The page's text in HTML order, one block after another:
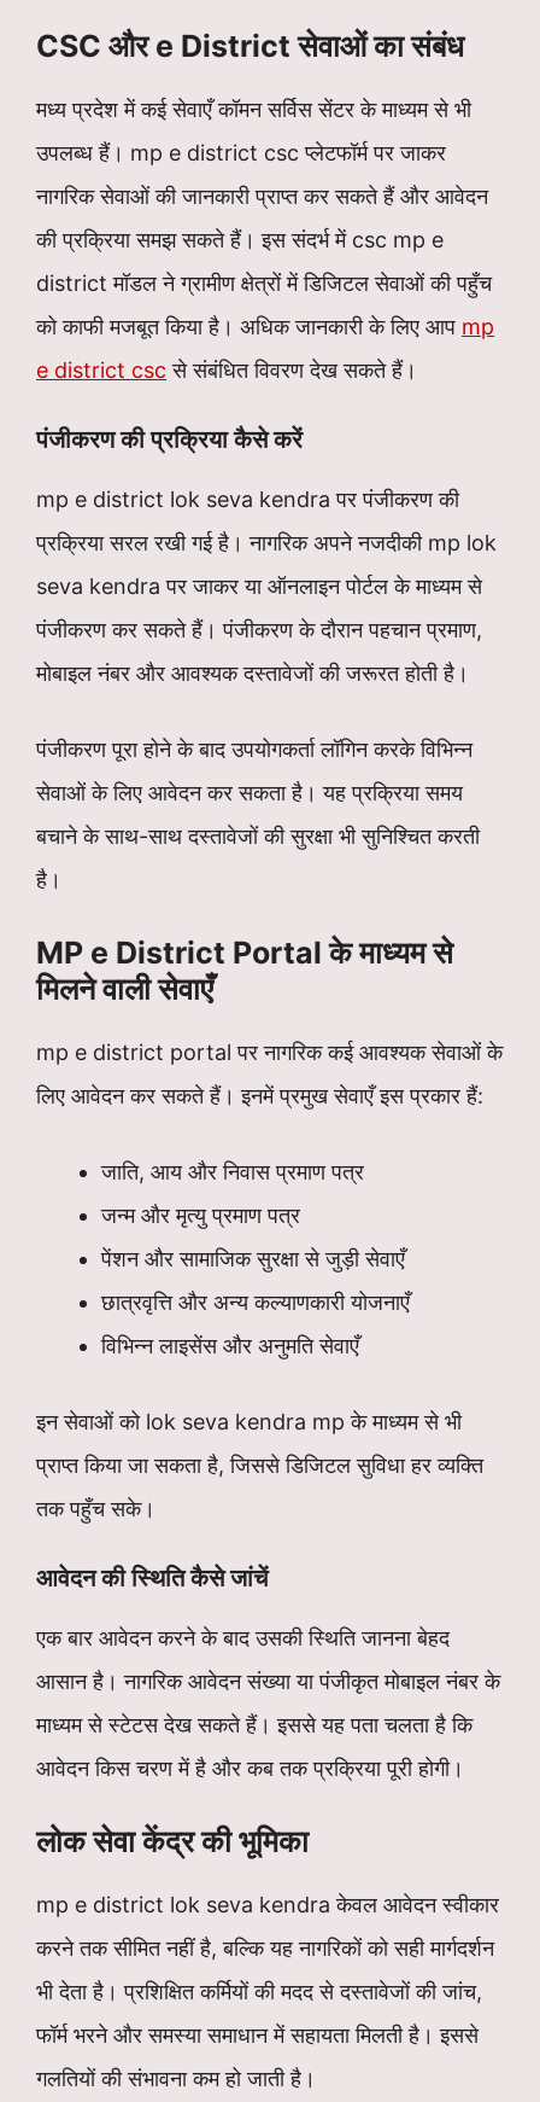
CSC और e District सेवाओं का संबंध
मध्य प्रदेश में कई सेवाएँ कॉमन सर्विस सेंटर के माध्यम से भी
उपलब्ध हैं। mp e district csc प्लेटफॉर्म पर जाकर
नागरिक सेवाओं की जानकारी प्राप्त कर सकते हैं और आवेदन
की प्रक्रिया समझ सकते हैं। इस संदर्भ में csc mp e
district मॉडल ने ग्रामीण क्षेत्रों में डिजिटल सेवाओं की पहुँच
को काफी मजबूत किया है। अधिक जानकारी के लिए आप mp
e district csc से संबंधित विवरण देख सकते हैं।
पंजीकरण की प्रक्रिया कैसे करें
mp e district lok seva kendra पर पंजीकरण की
प्रक्रिया सरल रखी गई है। नागरिक अपने नजदीकी mp lok
seva kendra पर जाकर या ऑनलाइन पोर्टल के माध्यम से
पंजीकरण कर सकते हैं। पंजीकरण के दौरान पहचान प्रमाण,
मोबाइल नंबर और आवश्यक दस्तावेजों की जरूरत होती है।
पंजीकरण पूरा होने के बाद उपयोगकर्ता लॉगिन करके विभिन्न
सेवाओं के लिए आवेदन कर सकता है। यह प्रक्रिया समय
बचाने के साथ-साथ दस्तावेजों की सुरक्षा भी सुनिश्चित करती
है।
MP e District Portal के माध्यम से
मिलने वाली सेवाएँ
mp e district portal पर नागरिक कई आवश्यक सेवाओं के
लिए आवेदन कर सकते हैं। इनमें प्रमुख सेवाएँ इस प्रकार हैं:
जाति, आय और निवास प्रमाण पत्र
जन्म और मृत्यु प्रमाण पत्र
पेंशन और सामाजिक सुरक्षा से जुड़ी सेवाएँ
छात्रवृत्ति और अन्य कल्याणकारी योजनाएँ
विभिन्न लाइसेंस और अनुमति सेवाएँ
इन सेवाओं को lok seva kendra mp के माध्यम से भी
प्राप्त किया जा सकता है, जिससे डिजिटल सुविधा हर व्यक्ति
तक पहुँच सके।
आवेदन की स्थिति कैसे जांचें
एक बार आवेदन करने के बाद उसकी स्थिति जानना बेहद
आसान है। नागरिक आवेदन संख्या या पंजीकृत मोबाइल नंबर के
माध्यम से स्टेटस देख सकते हैं। इससे यह पता चलता है कि
आवेदन किस चरण में है और कब तक प्रक्रिया पूरी होगी।
लोक सेवा केंद्र की भूमिका
mp e district lok seva kendra केवल आवेदन स्वीकार
करने तक सीमित नहीं है, बल्कि यह नागरिकों को सही मार्गदर्शन
भी देता है। प्रशिक्षित कर्मियों की मदद से दस्तावेजों की जांच,
फॉर्म भरने और समस्या समाधान में सहायता मिलती है। इससे
गलतियों की संभावना कम हो जाती है।